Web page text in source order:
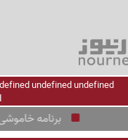
برنامه خاموشی برق